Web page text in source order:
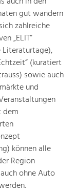
gut wandern
zahlreiche
„ELIT“
Literaturtage),
(kuratiert
sowie auch
und
können alle
Region
ohne Auto